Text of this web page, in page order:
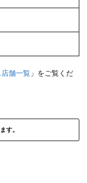
舗一覧 」をご覧くだ
す。